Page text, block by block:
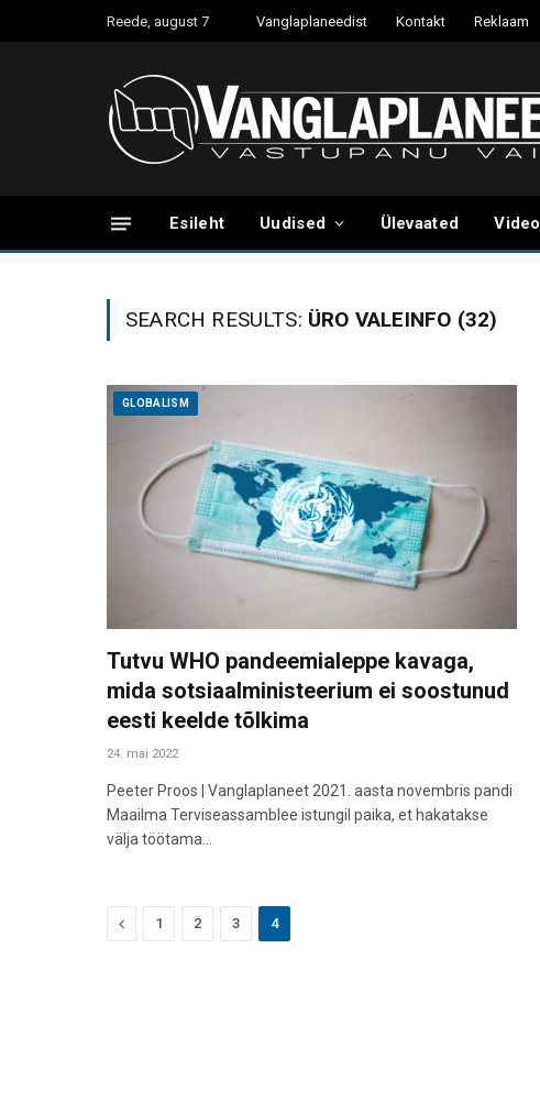
Reede, august 7 Vanglaplaneedist Kontakt Reklaam
Esileht Uudised Ülevaated Video
SEARCH RESULTS: ÜRO VALEINFO (32)
GLOBALISM
Tutvu WHO pandeemialeppe kavaga,
mida sotsiaalministeerium ei soostunud
eesti keelde tõlkima
24. mai 2022
Peeter Proos | Vanglaplaneet 2021. aasta novembris pandi
Maailma Terviseassamblee istungil paika, et hakatakse
välja töötama…
Previous
1 2 3 4